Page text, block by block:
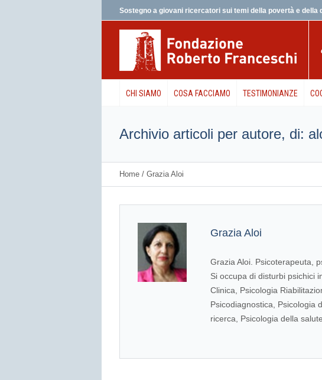
Sostegno a giovani ricercatori sui temi della povertà e
CHI SIAMO COSA FACCIAMO TESTIMONIANZE
Archivio articoli per autore, di:
Home / Grazia Aloi
Grazia Aloi
Grazia Aloi. Psicoterapeuta,
Si occupa di disturbi psichici
Clinica, Psicologia
Psicodiagnostica, Psicologia
ricerca, Psicologia della salute.